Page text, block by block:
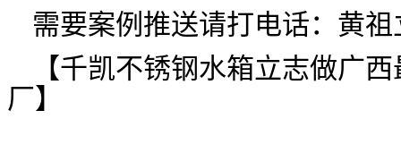
需要案例推送请打电话：黄祖
【千凯不锈钢水箱立志做广
厂】